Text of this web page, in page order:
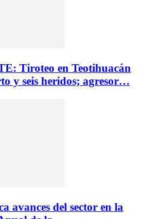
Tiroteo en Teotihuacán
y seis heridos; agresor…
avances del sector en la